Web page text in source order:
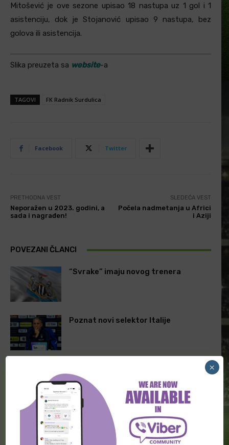
Mitošević je ove sezone upisao 18 nastupa uz 1 gol i 1
asistenciju, dok je Stojanović upisao 9 nastupa, bez
golova ili asistencija.
Slika preuzeta sa website-a
TAGOVI FK Radnik Surdulica
Facebook Twitter
PRETHODNA VEST
Neporažen u 2023. godini, a
sada i nagrađen!
SLEDEĆA VEST
Počela nadmetanja u Africi
i Aziji
POVEZANI ČLANCI
“Svrake” imaju novog trenera
Poznat novi selektor Italije
ODGOVORITE
×